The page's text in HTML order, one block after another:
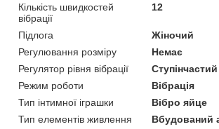
Кількість швидкостей
вібрації
12
Підлога
Жіночий
Регулювання розміру
Немає
Регулятор рівня вібрації
Ступінчастий
Режим роботи
Вібрація
Тип інтимної іграшки
Вібро яйце
Тип елементів живлення
Вбудований